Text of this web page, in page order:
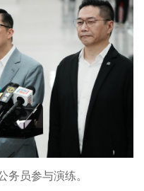
务员参与演练。